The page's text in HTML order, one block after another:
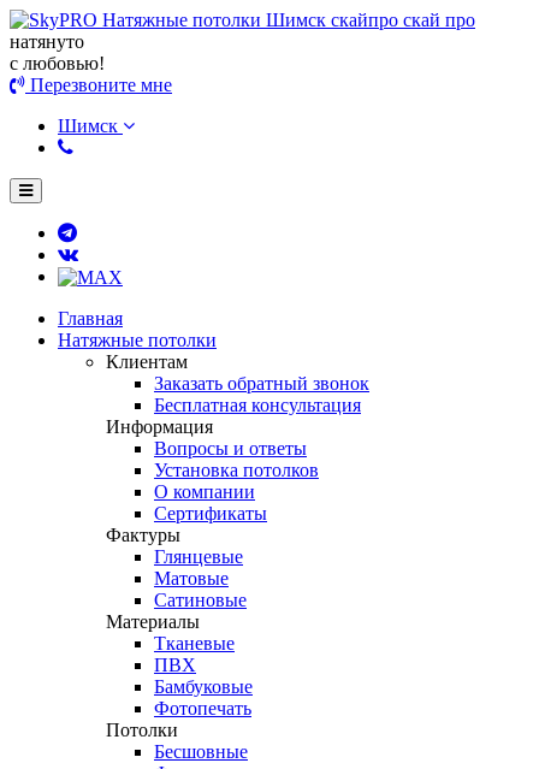
натянуто
с любовью!
Перезвоните мне
Шимск
Главная
Натяжные потолки
Клиентам
Заказать обратный звонок
Бесплатная консультация
Информация
Вопросы и ответы
Установка потолков
О компании
Сертификаты
Фактуры
Глянцевые
Матовые
Сатиновые
Материалы
Тканевые
ПВХ
Бамбуковые
Фотопечать
Потолки
Бесшовные